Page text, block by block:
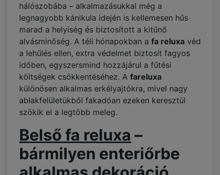
hálószobába – alkalmazásukkal még a
legnagyobb kánikula idején is kellemesen hűs
marad a helyiség és biztosított a kitűnő
alvásminőség. A téli hónapokban a fa reluxa véd
a lehűlés ellen, extra védelmet biztosít fagyos
időben, egyszersmind hozzájárul a fűtési
költségek csökkentéséhez. A fareluxa
különösen alkalmas erkélyajtókra, mivel nagy
ablakfelületükből fakadóan ezeken keresztül
szökik el a legtöbb meleg.
Belső fa reluxa –
bármilyen enteriőrbe